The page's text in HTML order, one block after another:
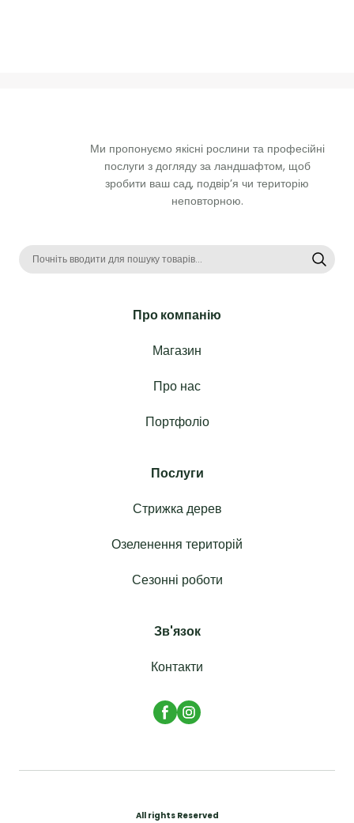
Ми пропонуємо якісні рослини та професійні
послуги з догляду за ландшафтом, щоб
зробити ваш сад, подвір’я чи територію
неповторною.
Про компанію
Магазин
Про нас
Портфоліо
Послуги
Стрижка дерев
Озеленення територій
Сезонні роботи
Зв'язок
Контакти
All rights Reserved